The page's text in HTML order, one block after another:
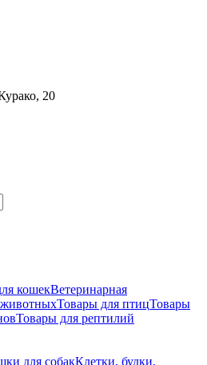
20
кошекВетеринарная
животныхТовары для птицТовары
Товары для рептилий
для собакКлетки, будки,